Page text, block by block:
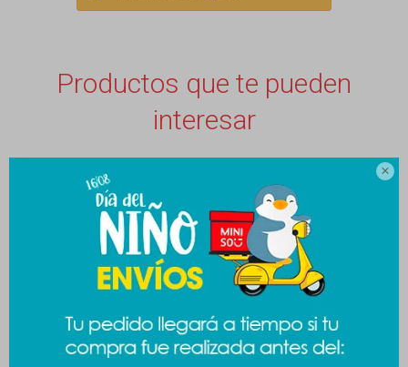

Productos que te pueden
interesar